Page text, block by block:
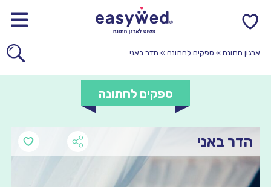
0
ארגון חתונה» ספקים לחתונה» הדר באני
ספקים לחתונה
הדר באני